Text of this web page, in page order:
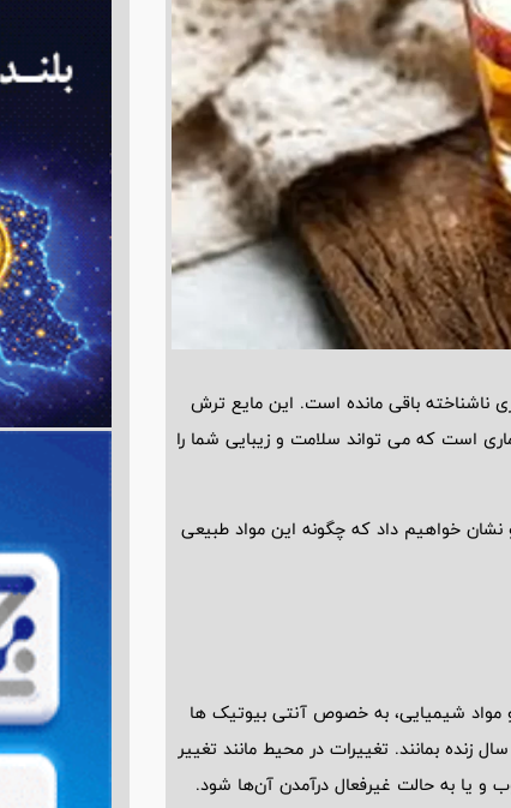
ناشناخته باقی مانده است. این مایع ترش
است که می ‌تواند سلامت و زیبایی شما را
خواهیم داد که چگونه این مواد طبیعی
و مواد شیمیایی، به خصوص آنتی‌ بیوتیک ‌ها
زنده بمانند. تغییرات در محیط مانند تغییر
و یا به حالت غیرفعال درآمدن آن‌ها شود.